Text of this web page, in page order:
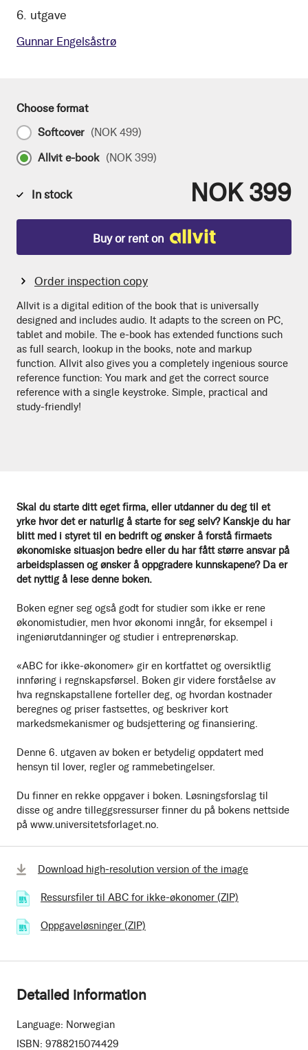
6. utgave
Gunnar Engelsåstrø
Skal du starte ditt eget firma, eller utdanner du deg til et
yrke hvor det er naturlig å starte for seg selv? Kanskje du har
blitt med i styret til en bedrift og ønsker å forstå firmaets
økonomiske situasjon bedre eller du har fått større ansvar på
arbeidsplassen og ønsker å oppgradere kunnskapene? Da er
det nyttig å lese denne boken.
Boken egner seg også godt for studier som ikke er rene
økonomistudier, men hvor økonomi inngår, for eksempel i
ingeniørutdanninger og studier i entreprenørskap.
«ABC for ikke-økonomer» gir en kortfattet og oversiktlig
innføring i regnskapsførsel. Boken gir videre forståelse av
hva regnskapstallene forteller deg, og hvordan kostnader
beregnes og priser fastsettes, og beskriver kort
markedsmekanismer og budsjettering og finansiering.
Denne 6. utgaven av boken er betydelig oppdatert med
hensyn til lover, regler og rammebetingelser.
Du finner en rekke oppgaver i boken. Løsningsforslag til
disse og andre tilleggsressurser finner du på bokens nettside
på www.universitetsforlaget.no.
Choose format
Softcover (NOK 499)
Allvit e-book (NOK 399)
In stock NOK 399
Buy or rent on
Order inspection copy
Allvit is a digital edition of the book that is universally
designed and includes audio. It adapts to the screen on PC,
tablet and mobile. The e-book has extended functions such
as full search, lookup in the books, note and markup
function. Allvit also gives you a completely ingenious source
reference function: You mark and get the correct source
reference with a single keystroke. Simple, practical and
study-friendly!
Download high-resolution version of the image
Ressursfiler til ABC for ikke-økonomer (ZIP)
Oppgaveløsninger (ZIP)
Detailed information
Language: Norwegian
ISBN: 9788215074429